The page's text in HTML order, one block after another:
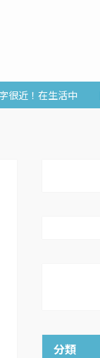
很近！在生活中
分類